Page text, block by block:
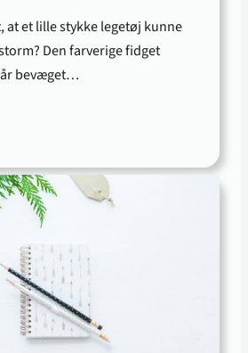
at et lille stykke legetøj kunne
Den farverige fidget
bevæget…